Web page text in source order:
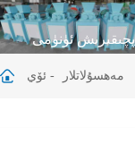
ئۈنۈمى
ئۆي مەھسۇلاتلار